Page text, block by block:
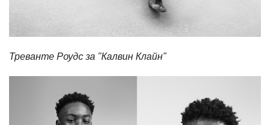
Треванте Роудс за "Калвин Клайн"